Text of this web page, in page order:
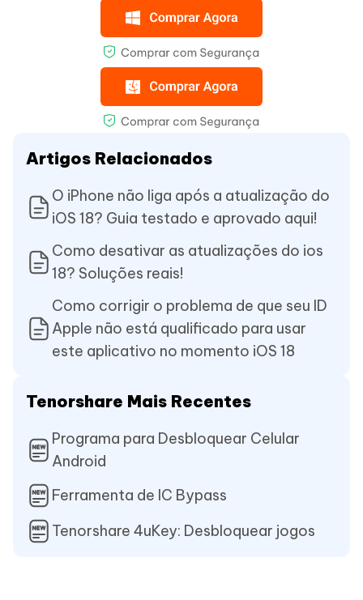
Artigos Relacionados
O iPhone não liga após a atualização do
iOS 18? Guia testado e aprovado aqui!
Como desativar as atualizações do ios
18? Soluções reais!
Como corrigir o problema de que seu ID
Apple não está qualificado para usar
este aplicativo no momento iOS 18
Tenorshare Mais Recentes
Programa para Desbloquear Celular
Android
Ferramenta de IC Bypass
Tenorshare 4uKey: Desbloquear jogos